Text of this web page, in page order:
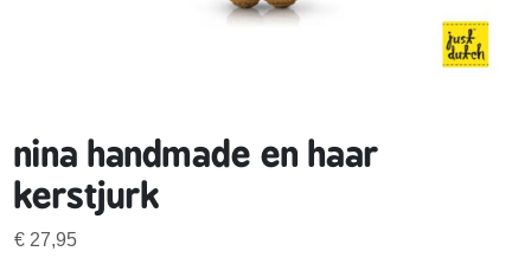
nina handmade en haar
kerstjurk
€ 27,95